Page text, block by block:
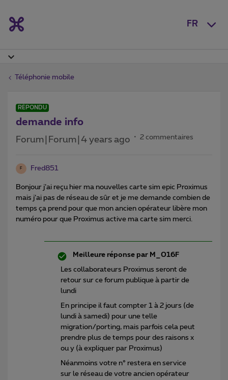
FR
Téléphonie mobile
RÉPONDU
demande info
Forum|Forum|4 years ago 2 commentaires
F Fred851
Bonjour j’ai reçu hier ma nouvelles carte sim epic Proximus
mais j’ai pas de réseau de sûr et je me demande combien de
temps ça prend pour que mon ancien opérateur libère mon
numéro pour que Proximus active ma carte sim merci.
Meilleure réponse par M_016F
Les collaborateurs Proximus seront de
retour sur ce forum publique à partir de
lundi
En principe il faut compter 1 à 2 jours (de
lundi à samedi) pour une telle
migration/porting, mais parfois cela peut
prendre plus de temps pour des raisons x
ou y (à expliquer par Proximus)
Néanmoins votre n° restera en service
sur le réseau de votre ancien opérateur